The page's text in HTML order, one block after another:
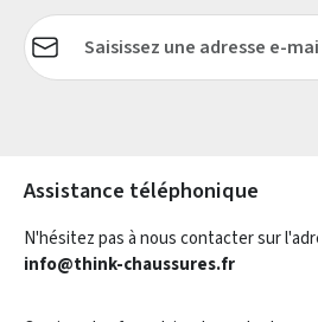
Adresse e-mail*
Assistance téléphonique
N'hésitez pas à nous contacter sur
info@think-chaussures.fr